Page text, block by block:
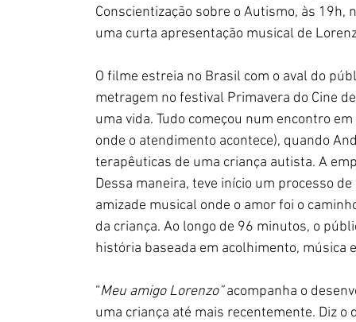
Conscientização sobre o Autismo, às
uma curta apresentação musical de
O filme estreia no Brasil com o aval do
metragem no festival Primavera do Cine
uma vida. Tudo começou num encontro
onde o atendimento acontece), quando
terapêuticas de uma criança autista. A
Dessa maneira, teve início um processo
amizade musical onde o amor foi o
da criança. Ao longo de 96 minutos, o
história baseada em acolhimento, música
“Meu amigo Lorenzo” acompanha o
uma criança até mais recentemente. Diz